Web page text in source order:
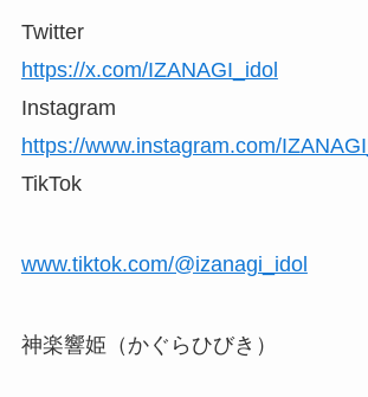
Twitter
https://x.com/IZANAGI_idol
Instagram
https://www.instagram.com/
TikTok
www.tiktok.com/@izanagi_idol
神楽響姫（かぐらひびき）